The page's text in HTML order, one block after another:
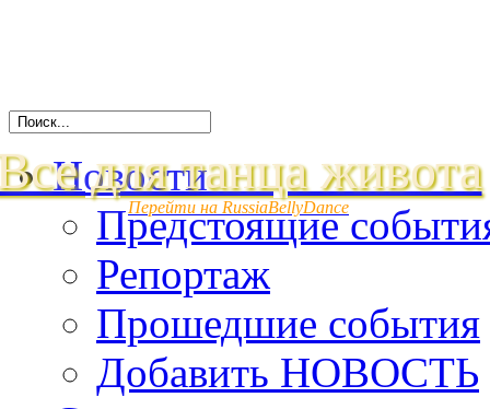
для танца живота
Перейти на RussiaBellyDance
Новости
Предстоящие
Репортаж
Прошедшие события
Добавить НОВОСТЬ